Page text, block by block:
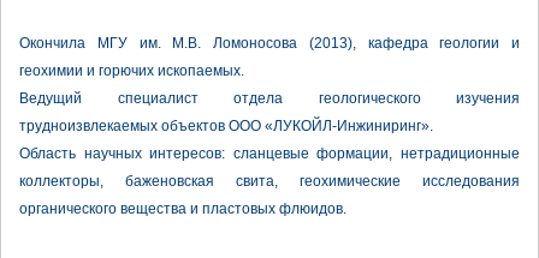
Окончила МГУ им. М.В. Ломоносова (2013), кафедра геологии и
геохимии и горючих ископаемых.
Ведущий специалист отдела геологического изучения
трудноизвлекаемых объектов ООО «ЛУКОЙЛ-Инжиниринг».
Область научных интересов: сланцевые формации, нетрадиционные
коллекторы, баженовская свита, геохимические исследования
органического вещества и пластовых флюидов.